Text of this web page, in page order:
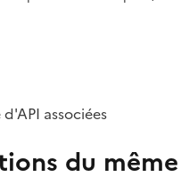
associées
du même